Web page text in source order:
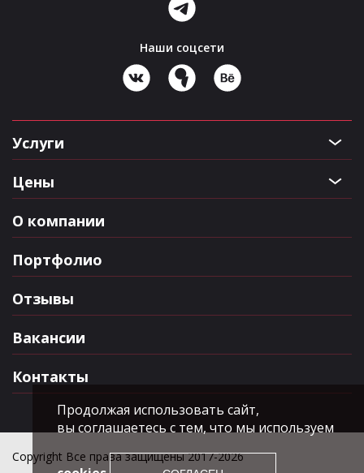
О компании
Портфолио
Отзывы
Вакансии
Контакты
Услуги
Цены
Наши соцсети
Copyright Все права защищены 2017-2026
Продолжая использовать сайт,
вы соглашаетесь с тем, что мы используем